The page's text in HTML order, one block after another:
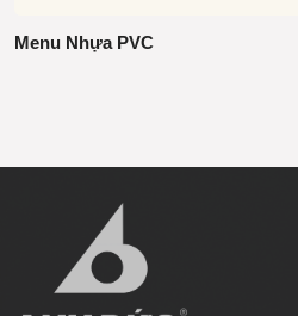
Menu Nhựa PVC